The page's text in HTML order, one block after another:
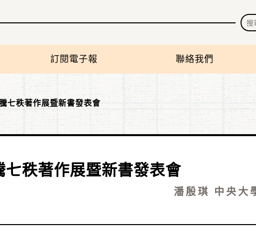
訂閱電子報 聯絡我們
七秩著作展暨新書發表會
秩著作展暨新書發表會
潘殷琪 中央大